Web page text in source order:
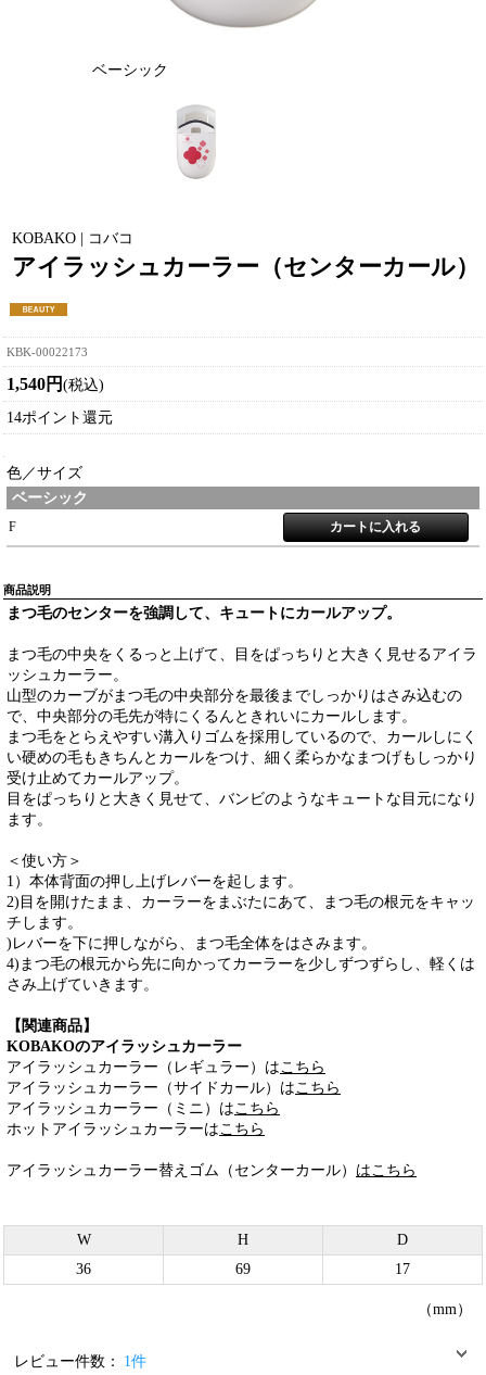
ベーシック
KOBAKO | コバコ
アイラッシュカーラー（センターカール）
KBK-00022173
1,540円 (税込)
14ポイント還元
色／サイズ
ベーシック
F
商品説明
まつ毛のセンターを強調して、キュートにカールアップ。
まつ毛の中央をくるっと上げて、目をぱっちりと大きく見せるアイラ
ッシュカーラー。
山型のカーブがまつ毛の中央部分を最後までしっかりはさみ込むの
で、中央部分の毛先が特にくるんときれいにカールします。
まつ毛をとらえやすい溝入りゴムを採用しているので、カールしにく
い硬めの毛もきちんとカールをつけ、細く柔らかなまつげもしっかり
受け止めてカールアップ。
目をぱっちりと大きく見せて、バンビのようなキュートな目元になり
ます。
＜使い方＞
1）本体背面の押し上げレバーを起します。
2)目を開けたまま、カーラーをまぶたにあて、まつ毛の根元をキャッ
チします。
)レバーを下に押しながら、まつ毛全体をはさみます。
4)まつ毛の根元から先に向かってカーラーを少しずつずらし、軽くは
さみ上げていきます。
【関連商品】
KOBAKOのアイラッシュカーラー
アイラッシュカーラー（レギュラー）はこちら
アイラッシュカーラー（サイドカール）はこちら
アイラッシュカーラー（ミニ）はこちら
ホットアイラッシュカーラーはこちら
アイラッシュカーラー替えゴム（センターカール） はこちら
W H
D
36
69 17
（mm）
レビュー件数： 1件